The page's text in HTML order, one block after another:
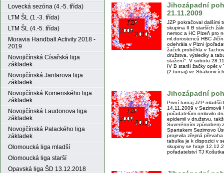
Lovecká sezóna (4.-5. třída)
LTM ŠL (1.-3. třída)
LTM ŠL (4.-5. třída)
Moravia Handball Activity 2018 -
2019
Novojičínská Císařská liga
základek
Novojičínská Jantarova liga
základek
Novojičínská Komenského liga
základek
Novojičínská Laudonova liga
základek
Novojičínská Palackého liga
základek
Olomoucká liga mladší
Olomoucká liga starší
Opavská liga ŠD 13.12.2018
Jihozápadní
21.11.2009
JZP pokračoval dalšími
skupina II B starších
nemoc a HC Plzeň pro
ml.dorostenců HBC
odehrála v Plzni
žaček proběhla v
družstva, výsledky a
stažení". V sobotu
IV B starší žačky opět v
(2.turnaj) ve
Jihozápadní
První turnaj JZP
14.11.2009 v Sezimově
pořadatelům omluvilo
epidemii v družstvu,
Suverénním způsobem
Spartakem Sezimovo
projevila zřejmá
tabulka je k dispozici v
skupiny se hraje
pořadatelství TJ